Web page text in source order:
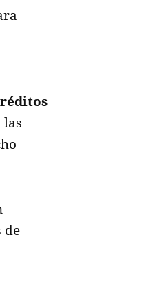
las
de